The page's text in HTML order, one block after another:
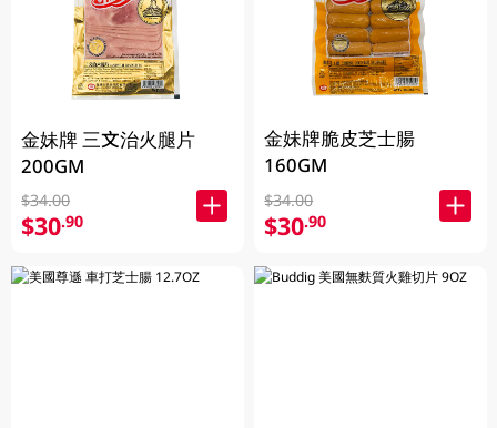
金妹牌 三文治火腿片
200GM
$34.00
$30.90
金妹牌脆皮芝士腸
160GM
$34.00
$30.90